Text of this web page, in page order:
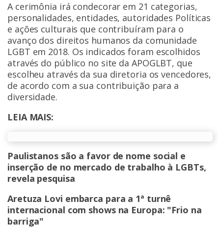
A cerimônia irá condecorar em 21 categorias,
personalidades, entidades, autoridades Políticas
e ações culturais que contribuíram para o
avanço dos direitos humanos da comunidade
LGBT em 2018. Os indicados foram escolhidos
através do público no site da APOGLBT, que
escolheu através da sua diretoria os vencedores,
de acordo com a sua contribuição para a
diversidade.
LEIA MAIS:
Paulistanos são a favor de nome social e
inserção de no mercado de trabalho à LGBTs,
revela pesquisa
Aretuza Lovi embarca para a 1ª turnê
internacional com shows na Europa: "Frio na
barriga"